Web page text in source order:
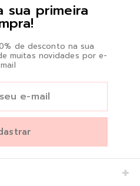
sua primeira
de desconto na sua
muitas novidades por e-
mail